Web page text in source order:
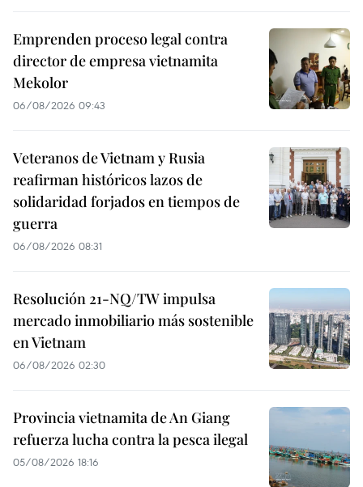
Emprenden proceso legal contra
director de empresa vietnamita
Mekolor
06/08/2026 09:43
Veteranos de Vietnam y Rusia
reafirman históricos lazos de
solidaridad forjados en tiempos de
guerra
06/08/2026 08:31
Resolución 21-NQ/TW impulsa
mercado inmobiliario más sostenible
en Vietnam
06/08/2026 02:30
Provincia vietnamita de An Giang
refuerza lucha contra la pesca ilegal
05/08/2026 18:16